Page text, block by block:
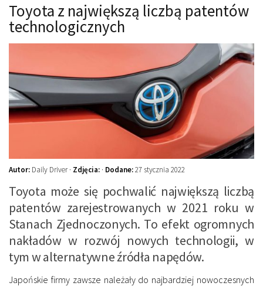
Technika jazdy
Oświetlenie
Przelicznik mocy
Auto z niemiec
Galerie
Toyota z największą liczbą patentów
technologicznych
Autor: Daily Driver · Zdjęcia: · Dodane:27 stycznia 2022
Toyota może się pochwalić największą liczbą
patentów zarejestrowanych w 2021 roku w
Stanach Zjednoczonych. To efekt ogromnych
nakładów w rozwój nowych technologii, w
tym w alternatywne źródła napędów.
Japońskie firmy zawsze należały do najbardziej nowoczesnych